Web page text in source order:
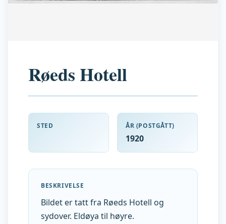
Røeds Hotell
STED ÅR (POSTGÅTT)
1920
BESKRIVELSE
Bildet er tatt fra Røeds Hotell og
sydover. Eldøya til høyre.